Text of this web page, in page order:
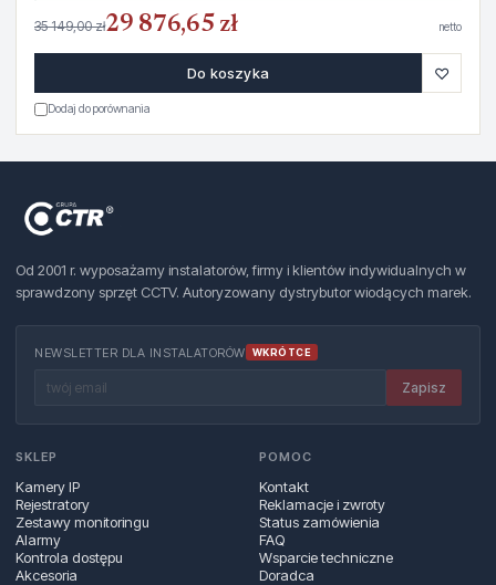
35 149,00 zł29 876,65 zł netto
Do koszyka ♡
Dodaj do porównania
Od 2001 r. wyposażamy instalatorów, firmy i klientów indywidualnych w
sprawdzony sprzęt CCTV. Autoryzowany dystrybutor wiodących marek.
NEWSLETTER DLA INSTALATORÓW WKRÓTCE
Zapisz
SKLEP
Kamery IP
Rejestratory
Zestawy monitoringu
Alarmy
Kontrola dostępu
Akcesoria
POMOC
Kontakt
Reklamacje i zwroty
Status zamówienia
FAQ
Wsparcie techniczne
Doradca